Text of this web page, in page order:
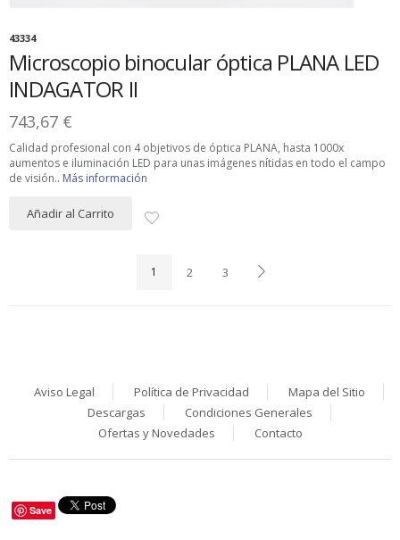
43334
Microscopio binocular óptica PLANA LED
INDAGATOR II
743,67 €
Calidad profesional con 4 objetivos de óptica PLANA, hasta 1000x
aumentos e iluminación LED para unas imágenes nítidas en todo el campo
de visión.. Más información
Añadir al Carrito
1 2 3
Aviso Legal Política de Privacidad
Mapa del Sitio
Descargas
Condiciones Generales
Ofertas y Novedades
Contacto
Save